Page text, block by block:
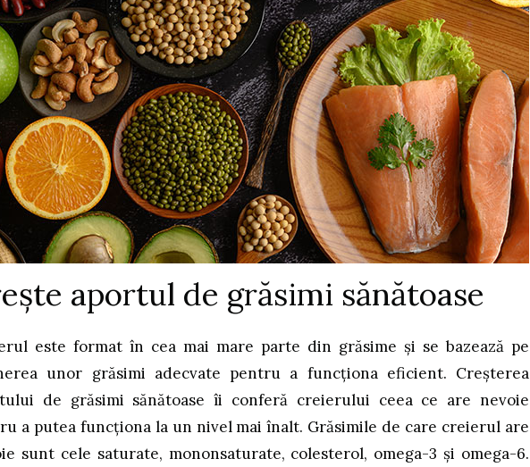
aportul de grăsimi sănătoase
este format în cea mai mare parte din grăsime și se bazează pe
unor grăsimi adecvate pentru a funcționa eficient. Creșterea
de grăsimi sănătoase îi conferă creierului ceea ce are nevoie
a putea funcționa la un nivel mai înalt. Grăsimile de care creierul are
sunt cele saturate, mononsaturate, colesterol, omega-3 și omega-6.